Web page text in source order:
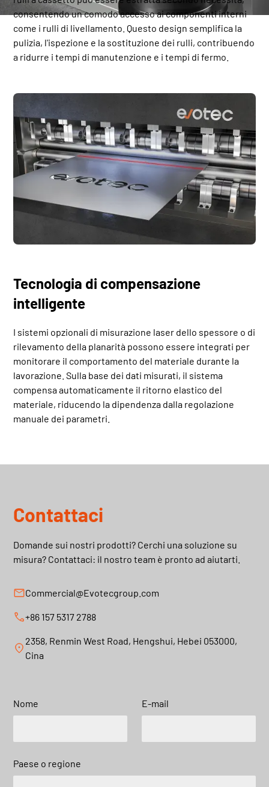
consentendo un comodo accesso ai componenti interni
come i rulli di livellamento. Questo design semplifica la
pulizia, l'ispezione e la sostituzione dei rulli, contribuendo
a ridurre i tempi di manutenzione e i tempi di fermo.
Tecnologia di compensazione
intelligente
I sistemi opzionali di misurazione laser dello spessore o di
rilevamento della planarità possono essere integrati per
monitorare il comportamento del materiale durante la
lavorazione. Sulla base dei dati misurati, il sistema
compensa automaticamente il ritorno elastico del
materiale, riducendo la dipendenza dalla regolazione
manuale dei parametri.
Contattaci
Domande sui nostri prodotti? Cerchi una soluzione su
misura? Contattaci: il nostro team è pronto ad aiutarti.
Commercial@Evotecgroup.com
+86 157 5317 2788
2358, Renmin West Road, Hengshui, Hebei 053000,
Cina
Nome E-mail
Paese o regione